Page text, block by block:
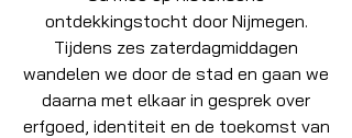
ontdekkingstocht door Nijmegen.
Tijdens zes zaterdagmiddagen
wandelen we door de stad en gaan we
daarna met elkaar in gesprek over
erfgoed, identiteit en de toekomst van